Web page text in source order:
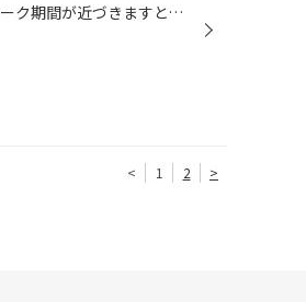
早めの履き替え予約のメリットは？ 春休みやゴールデンウィーク期間が近づきますと、ご予約が混み合う傾向がございます。 早めのご予約ですと、 メリット①選べる日時が多いので、予約が取りやすい！ メリット②混雑を避けて、待ち時間を節約できる！ お客様のご予定＆天気予報に合わせて、履き替えの...
< 1 2 >